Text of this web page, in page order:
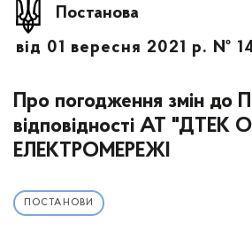
Постанова
від 01 вересня 2021 р. №
Про погодження змін до
відповідності АТ "ДТЕК
ЕЛЕКТРОМЕРЕЖІ
ПОСТАНОВИ